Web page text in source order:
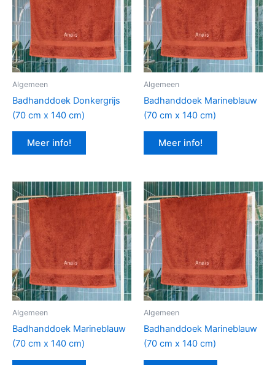
Algemeen
Badhanddoek Donkergrijs
(70 cm x 140 cm)
Meer info!
Algemeen
Badhanddoek Marineblauw
(70 cm x 140 cm)
Meer info!
Algemeen
Badhanddoek Marineblauw
(70 cm x 140 cm)
Algemeen
Badhanddoek Marineblauw
(70 cm x 140 cm)